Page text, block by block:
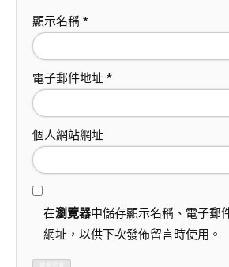
顯示名稱 *
電子郵件地址 *
個人網站網址
在瀏覽器中儲存顯示名稱、電子郵
網址，以供下次發佈留言時使用。